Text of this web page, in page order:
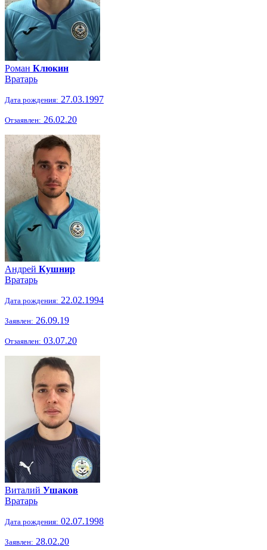
Роман Клюкин
Вратарь
Дата рождения: 27.03.1997
Отзаявлен: 26.02.20
Андрей Кушнир
Вратарь
Дата рождения: 22.02.1994
Заявлен: 26.09.19
Отзаявлен: 03.07.20
Виталий Ушаков
Вратарь
Дата рождения: 02.07.1998
Заявлен: 28.02.20